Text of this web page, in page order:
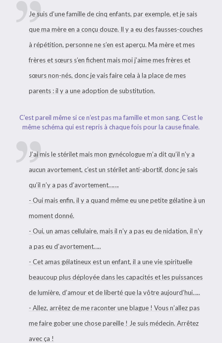
Je suis d’une famille de cinq enfants, par exemple, et je sais
que ma mère en a conçu douze. Il y a eu des fausses-couches
à répétition, personne ne s’en est aperçu. Ma mère et mes
frères et sœurs s’en fichent mais moi j’aime mes frères et
sœurs non-nés, donc je vais faire cela à la place de mes
parents : il y a une adoption de substitution.
C’est pareil même si ce n’est pas ma famille et mon sang. C’est le
même schéma qui est repris à chaque fois pour la cause finale.
J’ai mis le stérilet mais mon gynécologue m’a dit qu’il n’y a
aucun avortement, c’est un stérilet anti-abortif, donc je sais
qu’il n’y a pas d’avortement…….
- Oui mais enfin, il y a quand même eu une petite gélatine à un
moment donné.
- Oui, un amas cellulaire, mais il n’y a pas eu de nidation, il n’y
a pas eu d’avortement…..
- Cet amas gélatineux est un enfant, il a une vie spirituelle
beaucoup plus déployée dans les capacités et les puissances
de lumière, d’amour et de liberté que la vôtre aujourd’hui…..
- Allez, arrêtez de me raconter une blague ! Vous n’allez pas
me faire gober une chose pareille ! Je suis médecin. Arrêtez
avec ça !